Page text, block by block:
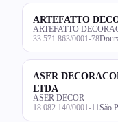
ARTEFATTO
ARTEFATTO
33.571.863/0001-78
ASER
LTDA
ASER DECOR
18.082.140/0001-11 São